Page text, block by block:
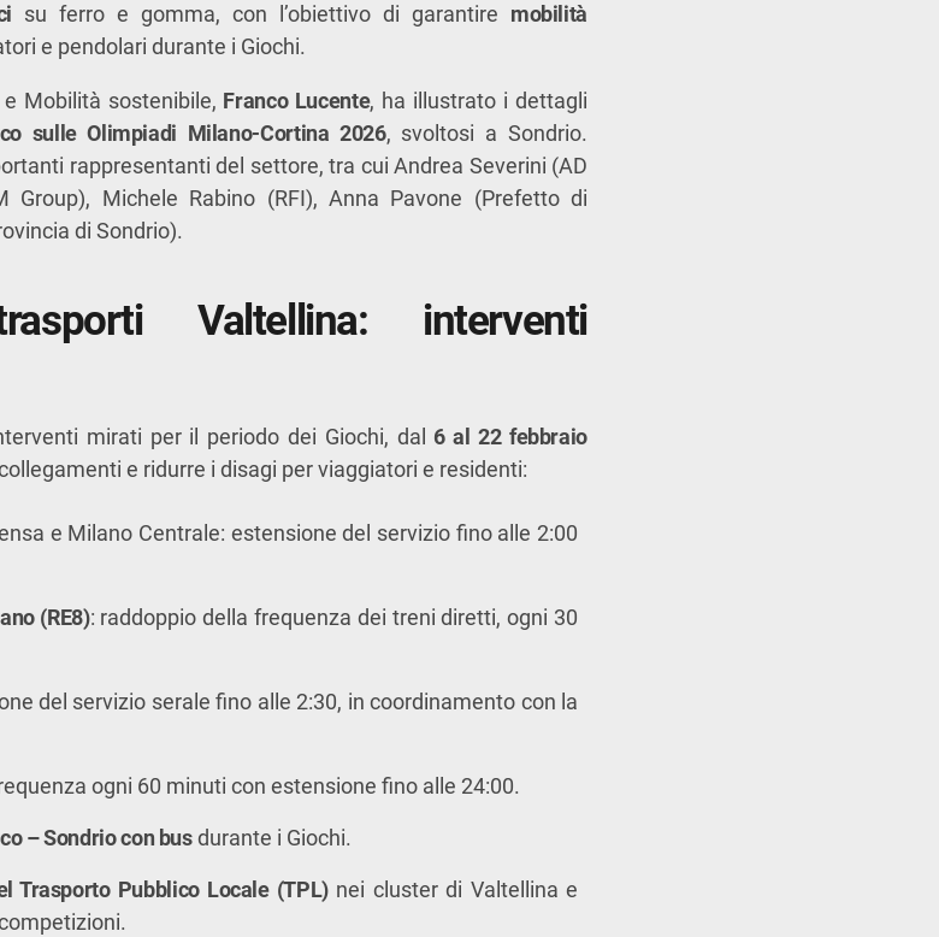
su ferro e gomma, con l’obiettivo di garantire mobilità
e pendolari durante i Giochi.
e Mobilità sostenibile, Franco Lucente, ha illustrato i dettagli
sulle Olimpiadi Milano-Cortina 2026, svoltosi a Sondrio.
rappresentanti del settore, tra cui Andrea Severini (AD
Group), Michele Rabino (RFI), Anna Pavone (Prefetto di
di Sondrio).
Valtellina: interventi
mirati per il periodo dei Giochi, dal 6 al 22 febbraio
e ridurre i disagi per viaggiatori e residenti:
e Milano Centrale: estensione del servizio fino alle 2:00
(RE8): raddoppio della frequenza dei treni diretti, ogni 30
del servizio serale fino alle 2:30, in coordinamento con la
ogni 60 minuti con estensione fino alle 24:00.
– Sondrio con busdurante i Giochi.
Trasporto Pubblico Locale (TPL)nei cluster di Valtellina e